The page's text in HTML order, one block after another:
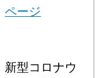
ページ
新型コロナウ